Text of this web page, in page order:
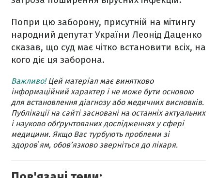
Попри цю заборону, присутній на мітингу
народний депутат України Леонід Даценко
сказав, що суд має чітко встановити всіх, на
кого діє ця заборона.
Важливо!Цей матеріал має винятково
інформаційний характер і не може бути основою
для встановлення діагнозу або медичних висновків.
Публікації на сайті засновані на останніх актуальних
і науково обґрунтованих дослідженнях у сфері
медицини. Якщо Вас турбують проблеми зі
здоровʼям, обов’язково зверніться до лікаря.